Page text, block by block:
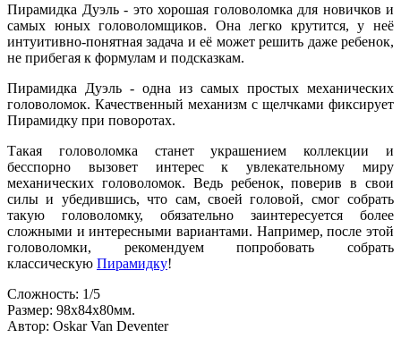
Пирамидка Дуэль - это хорошая головоломка для новичков и
самых юных головоломщиков. Она легко крутится, у неё
интуитивно-понятная задача и её может решить даже ребенок,
не прибегая к формулам и подсказкам.
Пирамидка Дуэль - одна из самых простых механических
головоломок. Качественный механизм с щелчками фиксирует
Пирамидку при поворотах.
Такая головоломка станет украшением коллекции и
бесспорно вызовет интерес к увлекательному миру
механических головоломок. Ведь ребенок, поверив в свои
силы и убедившись, что сам, своей головой, смог собрать
такую головоломку, обязательно заинтересуется более
сложными и интересными вариантами. Например, после этой
головоломки, рекомендуем попробовать собрать
классическую Пирамидку!
Сложность: 1/5
Размер: 98х84х80мм.
Автор: Oskar Van Deventer